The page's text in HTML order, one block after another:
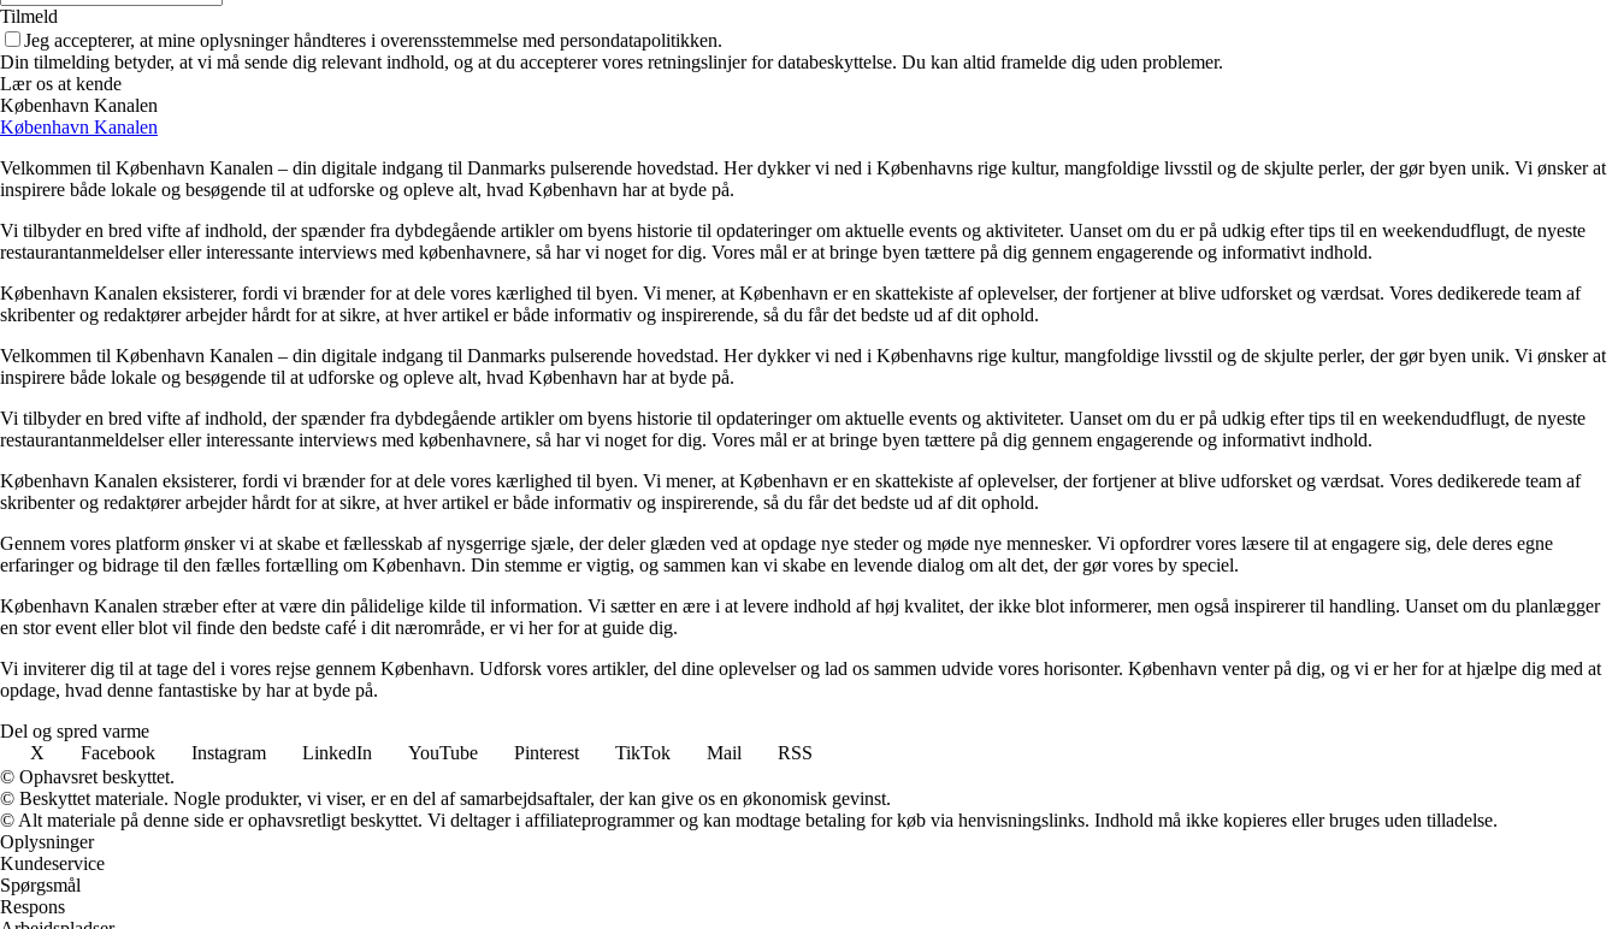
Tilmeld
Jeg accepterer, at mine oplysninger håndteres i overensstemmelse med persondatapolitikken.
Din tilmelding betyder, at vi må sende dig relevant indhold, og at du accepterer vores retningslinjer for databeskyttelse. Du kan altid framelde dig uden problemer.
Lær os at kende
København Kanalen
København Kanalen
Velkommen til København Kanalen – din digitale indgang til Danmarks pulserende hovedstad. Her dykker vi ned i Københavns rige kultur, mangfoldige livsstil og de skjulte perler, der gør byen unik. Vi ønsker at
inspirere både lokale og besøgende til at udforske og opleve alt, hvad København har at byde på.
Vi tilbyder en bred vifte af indhold, der spænder fra dybdegående artikler om byens historie til opdateringer om aktuelle events og aktiviteter. Uanset om du er på udkig efter tips til en weekendudflugt, de nyeste
restaurantanmeldelser eller interessante interviews med københavnere, så har vi noget for dig. Vores mål er at bringe byen tættere på dig gennem engagerende og informativt indhold.
København Kanalen eksisterer, fordi vi brænder for at dele vores kærlighed til byen. Vi mener, at København er en skattekiste af oplevelser, der fortjener at blive udforsket og værdsat. Vores dedikerede team af
skribenter og redaktører arbejder hårdt for at sikre, at hver artikel er både informativ og inspirerende, så du får det bedste ud af dit ophold.
Velkommen til København Kanalen – din digitale indgang til Danmarks pulserende hovedstad. Her dykker vi ned i Københavns rige kultur, mangfoldige livsstil og de skjulte perler, der gør byen unik. Vi ønsker at
inspirere både lokale og besøgende til at udforske og opleve alt, hvad København har at byde på.
Vi tilbyder en bred vifte af indhold, der spænder fra dybdegående artikler om byens historie til opdateringer om aktuelle events og aktiviteter. Uanset om du er på udkig efter tips til en weekendudflugt, de nyeste
restaurantanmeldelser eller interessante interviews med københavnere, så har vi noget for dig. Vores mål er at bringe byen tættere på dig gennem engagerende og informativt indhold.
København Kanalen eksisterer, fordi vi brænder for at dele vores kærlighed til byen. Vi mener, at København er en skattekiste af oplevelser, der fortjener at blive udforsket og værdsat. Vores dedikerede team af
skribenter og redaktører arbejder hårdt for at sikre, at hver artikel er både informativ og inspirerende, så du får det bedste ud af dit ophold.
Gennem vores platform ønsker vi at skabe et fællesskab af nysgerrige sjæle, der deler glæden ved at opdage nye steder og møde nye mennesker. Vi opfordrer vores læsere til at engagere sig, dele deres egne
erfaringer og bidrage til den fælles fortælling om København. Din stemme er vigtig, og sammen kan vi skabe en levende dialog om alt det, der gør vores by speciel.
København Kanalen stræber efter at være din pålidelige kilde til information. Vi sætter en ære i at levere indhold af høj kvalitet, der ikke blot informerer, men også inspirerer til handling. Uanset om du planlægger
en stor event eller blot vil finde den bedste café i dit nærområde, er vi her for at guide dig.
Vi inviterer dig til at tage del i vores rejse gennem København. Udforsk vores artikler, del dine oplevelser og lad os sammen udvide vores horisonter. København venter på dig, og vi er her for at hjælpe dig med at
opdage, hvad denne fantastiske by har at byde på.
Del og spred varme
X
Facebook Instagram LinkedIn YouTube Pinterest TikTok Mail
RSS
© Ophavsret beskyttet.
© Beskyttet materiale. Nogle produkter, vi viser, er en del af samarbejdsaftaler, der kan give os en økonomisk gevinst.
© Alt materiale på denne side er ophavsretligt beskyttet. Vi deltager i affiliateprogrammer og kan modtage betaling for køb via henvisningslinks. Indhold må ikke kopieres eller bruges uden tilladelse.
Oplysninger
Kundeservice
Spørgsmål
Respons